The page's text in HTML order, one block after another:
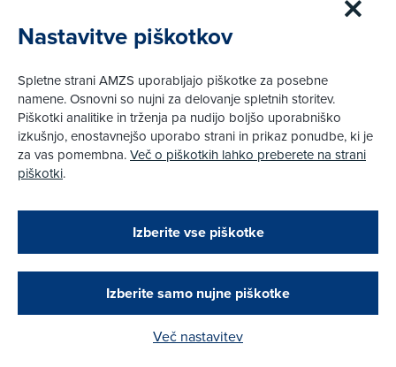
Zapri
Podarjamo vam 10 €!
Obstoječi in novi AMZS člani, ki boste v AMZS
opravili registracijo vozila, boste prejeli
vrednostno darilno kartico z dobroimetjem v višini
Kako do darila?
Prvi pogled
Za volanom
Tehnika
Pravni vidiki
Piškotki
Pravno obvestilo
Pri spletni včlanitvi so podprta naslednja plačilna sredstva:
Nastavitve piškotkov
Spletne strani AMZS uporabljajo piškotke za posebne
namene. Osnovni so nujni za delovanje spletnih storitev.
Piškotki analitike in trženja pa nudijo boljšo uporabniško
izkušnjo, enostavnejšo uporabo strani in prikaz ponudbe, ki je
za vas pomembna.Več o piškotkih lahko preberete na strani
piškotki.
Izberite vse piškotke
Izberite samo nujne piškotke
Več nastavitev